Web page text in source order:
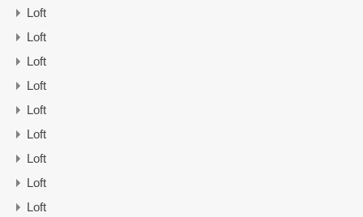
Loft
Loft
Loft
Loft
Loft
Loft
Loft
Loft
Loft